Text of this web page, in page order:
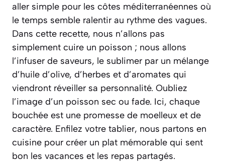
aller simple pour les côtes méditerranéennes où
le temps semble ralentir au rythme des vagues.
Dans cette recette, nous n’allons pas
simplement cuire un poisson ; nous allons
l’infuser de saveurs, le sublimer par un mélange
d’huile d’olive, d’herbes et d’aromates qui
viendront réveiller sa personnalité. Oubliez
l’image d’un poisson sec ou fade. Ici, chaque
bouchée est une promesse de moelleux et de
caractère. Enfilez votre tablier, nous partons en
cuisine pour créer un plat mémorable qui sent
bon les vacances et les repas partagés.